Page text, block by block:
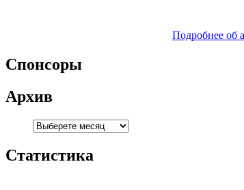
Подробнее об
Спонсоры
Архив
Статистика